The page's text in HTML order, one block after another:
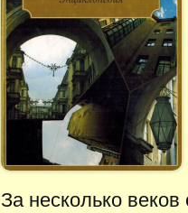
За несколько